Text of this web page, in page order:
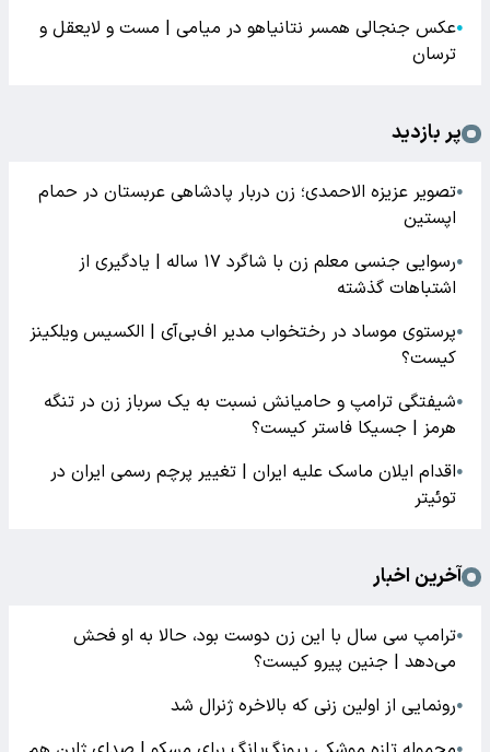
●عکس جنجالی همسر نتانیاهو در میامی | مست و لایعقل و
ترسان
پر بازدید
●تصویر عزیزه الاحمدی؛ زن دربار پادشاهی عربستان در حمام
اپستین
●
رسوایی جنسی معلم زن با شاگرد ۱۷ ساله | یادگیری از
اشتباهات گذشته
●پرستوی موساد در رختخواب مدیر اف‌بی‌آی | الکسیس ویلکینز
کیست؟
●شیفتگی ترامپ و حامیانش نسبت به یک سرباز زن در تنگه
هرمز | جسیکا فاستر کیست؟
●اقدام ایلان ماسک علیه ایران | تغییر پرچم رسمی ایران در
توئیتر
آخرین اخبار
●ترامپ سی سال با این زن دوست بود، حالا به او فحش
می‌دهد | جنین پیرو کیست؟
●رونمایی از اولین زنی که بالاخره ژنرال شد